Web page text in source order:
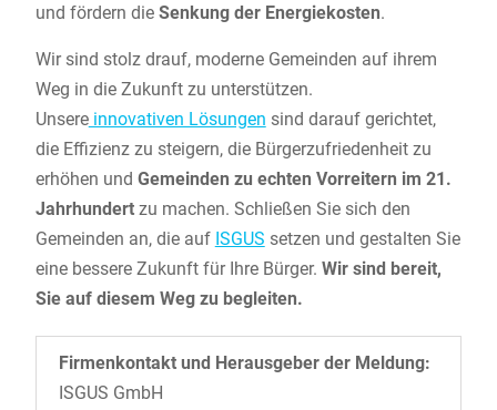
und fördern die Senkung der Energiekosten.
Wir sind stolz drauf, moderne Gemeinden auf ihrem
Weg in die Zukunft zu unterstützen.
Unsereinnovativen Lösungen sind darauf gerichtet,
die Effizienz zu steigern, die Bürgerzufriedenheit zu
erhöhen und Gemeinden zu echten Vorreitern im 21.
Jahrhundert zu machen. Schließen Sie sich den
Gemeinden an, die auf ISGUS setzen und gestalten Sie
eine bessere Zukunft für Ihre Bürger. Wir sind bereit,
Sie auf diesem Weg zu begleiten.
Firmenkontakt und Herausgeber der Meldung:
ISGUS GmbH